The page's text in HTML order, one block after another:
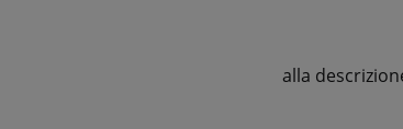
alla